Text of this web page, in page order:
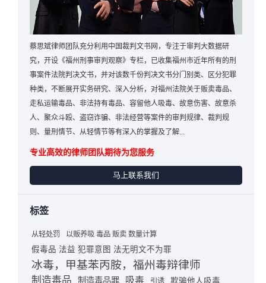
蔡思斌律师团队充分利用中国裁判文书网，专注于审判大数据研
究，开设《福州刑事审判观察》专栏，已收集福州市近年所有的刑
事案件法院判决文书，并对该数千份判决文书分门别类、区分犯罪
种类，不断展开实务研究、深入分析，对福州法院关于贩卖毒品、
走私运输毒品、非法持有毒品、容留他人吸毒、故意伤害、故意杀
人、聚众斗殴、盗窃诈骗、非法经营等案件的审判规律、裁判规
则、量刑情节、从轻情节等有深入的掌握及了解...
专业高效的律师团队期待为您服务
马上联系我们
标签
从轻处罚 以贩养吸 毒品 贩卖 数量计算
假毒品 法益 犯罪意图 法无明文不为罪
冰毒，甲基苯丙胺，福州毒辩律师
制造毒品 制造毒品罪 吸毒 引诱 欺骗他人吸毒